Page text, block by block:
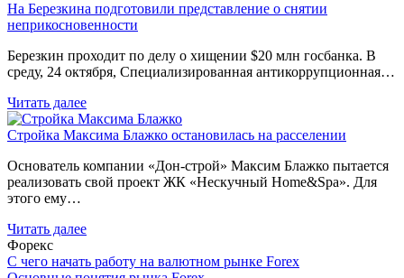
На Березкина подготовили представление о снятии
неприкосновенности
Березкин проходит по делу о хищении $20 млн госбанка. В
среду, 24 октября, Специализированная антикоррупционная…
Читать далее
Стройка Максима Блажко остановилась на расселении
Основатель компании «Дон-строй» Максим Блажко пытается
реализовать свой проект ЖК «Нескучный Home&Spa». Для
этого ему…
Читать далее
Форекс
С чего начать работу на валютном рынке Forex